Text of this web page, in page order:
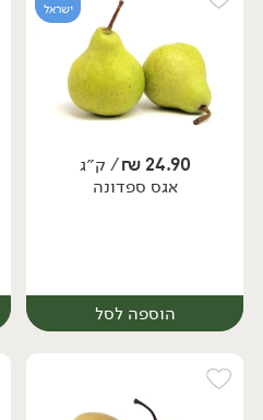
מארז
ישראל
24.90
₪/ ק״ג
אגס ספדונה
הוספה לסל